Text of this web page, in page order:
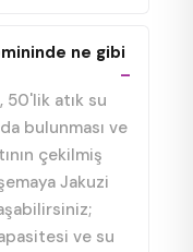
ne gibi
50'lik atık su
bulunması ve
çekilmiş
Jakuzi
ve su